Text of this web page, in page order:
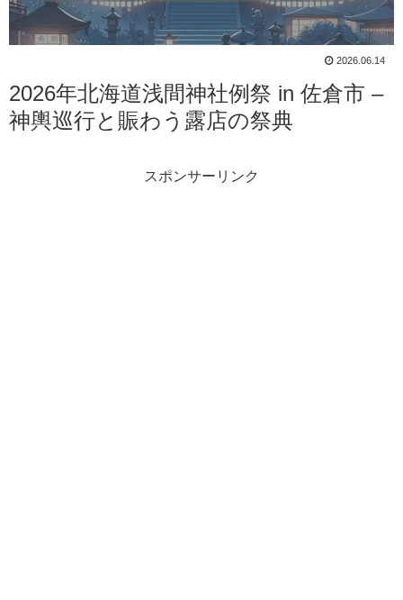
2026.06.14
2026年北海道浅間神社例祭 in 佐倉市 –
神輿巡行と賑わう露店の祭典
スポンサーリンク